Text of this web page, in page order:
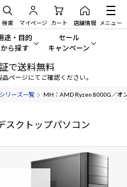
検索 マイページ カート 店舗情報 メニュー
みる
途・目的
から探す
一般向けパソコン
ーミングPC・ゲーム向けパソコン
リエイティブ向け
ビジネス向けパソコン
学習向けパソコン
セール
キャンペーン
セール・キャンペー
期間限定セール
すべて新品の旧モデル製品
おすすめ目玉パソコン
で送料無料
ページにてご確認ください。
リーズ一覧 MH：AMD Ryzen 8000G／オ
スクトップパソコン